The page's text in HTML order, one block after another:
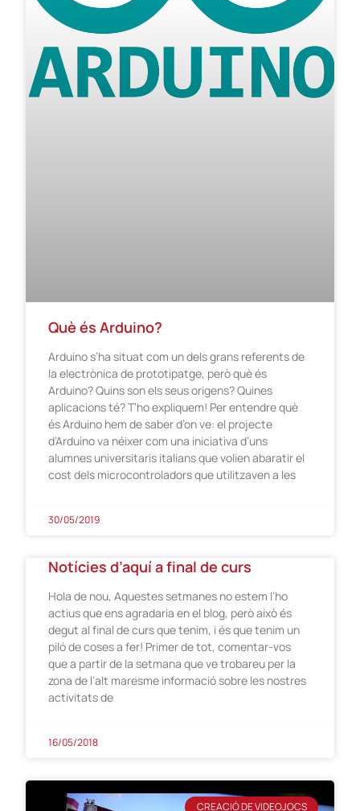
Què és Arduino?
Arduino s’ha situat com un dels grans referents de
la electrònica de prototipatge, però què és
Arduino? Quins son els seus origens? Quines
aplicacions té? T’ho expliquem! Per entendre què
és Arduino hem de saber d’on ve: el projecte
d’Arduino va néixer com una iniciativa d’uns
alumnes universitaris italians que volien abaratir el
cost dels microcontroladors que utilitzaven a les
30/05/2019
Notícies d’aquí a final de curs
Hola de nou, Aquestes setmanes no estem l’ho
actius que ens agradaria en el blog, però això és
degut al final de curs que tenim, i és que tenim un
piló de coses a fer! Primer de tot, comentar-vos
que a partir de la setmana que ve trobareu per la
zona de l’alt maresme informació sobre les nostres
activitats de
16/05/2018
CREACIÓ DE VIDEOJOCS